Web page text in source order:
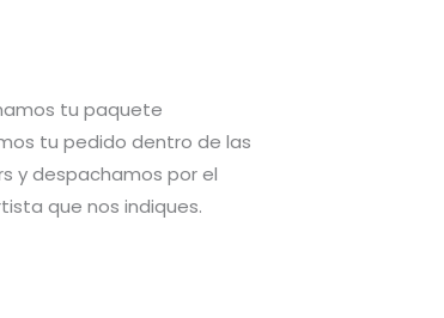
tu paquete
tu pedido dentro de las
y despachamos por el
que nos indiques.